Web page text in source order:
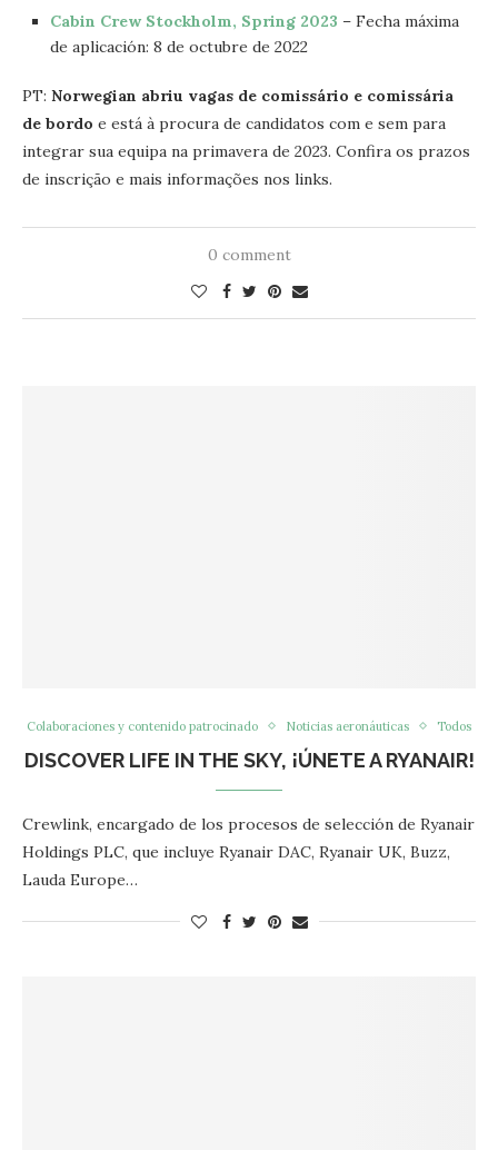
Cabin Crew Stockholm, Spring 2023 – Fecha máxima
de aplicación: 8 de octubre de 2022
PT: Norwegian abriu vagas de comissário e comissária
de bordo e está à procura de candidatos com e sem para
integrar sua equipa na primavera de 2023. Confira os prazos
de inscrição e mais informações nos links.
0 comment
Colaboraciones y contenido patrocinado Noticias aeronáuticas Todos
DISCOVER LIFE IN THE SKY, ¡ÚNETE A RYANAIR!
Crewlink, encargado de los procesos de selección de Ryanair
Holdings PLC, que incluye Ryanair DAC, Ryanair UK, Buzz,
Lauda Europe…